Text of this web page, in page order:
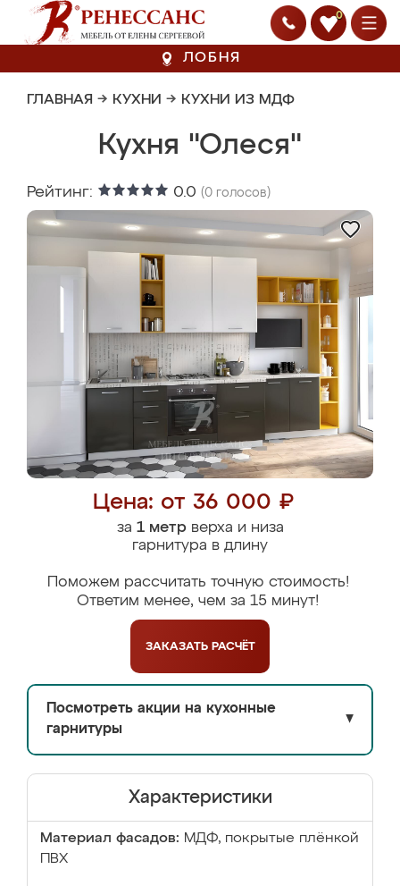
0
ЛОБНЯ
ГЛАВНАЯ → КУХНИ → КУХНИ ИЗ МДФ
Кухня "Олеся"
Рейтинг: 0.0 (0 голосов)
Цена: от 36 000 ₽
за 1 метрверха и низа
гарнитура в длину
Поможем рассчитать точную стоимость!
Ответим менее, чем за 15 минут!
ЗАКАЗАТЬ РАСЧЁТ
Посмотреть акции на кухонные
гарнитуры
▼
Характеристики
Материал фасадов: МДФ, покрытые плёнкой
ПВХ